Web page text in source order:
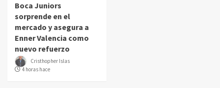
Boca Juniors
sorprende en el
mercado y asegura a
Enner Valencia como
nuevo refuerzo
Cristhopher Islas
4 horas hace